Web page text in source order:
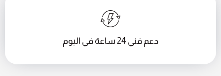
دعم فني 24 ساعة في اليوم